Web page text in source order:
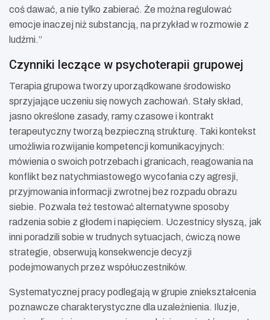
coś dawać, a nie tylko zabierać. Że można regulować
emocje inaczej niż substancją, na przykład w rozmowie z
ludźmi.”
Czynniki leczące w psychoterapii grupowej
Terapia grupowa tworzy uporządkowane środowisko
sprzyjające uczeniu się nowych zachowań. Stały skład,
jasno określone zasady, ramy czasowe i kontrakt
terapeutyczny tworzą bezpieczną strukturę. Taki kontekst
umożliwia rozwijanie kompetencji komunikacyjnych:
mówienia o swoich potrzebach i granicach, reagowania na
konflikt bez natychmiastowego wycofania czy agresji,
przyjmowania informacji zwrotnej bez rozpadu obrazu
siebie. Pozwala też testować alternatywne sposoby
radzenia sobie z głodem i napięciem. Uczestnicy słyszą, jak
inni poradzili sobie w trudnych sytuacjach, ćwiczą nowe
strategie, obserwują konsekwencje decyzji
podejmowanych przez współuczestników.
Systematycznej pracy podlegają w grupie zniekształcenia
poznawcze charakterystyczne dla uzależnienia. Iluzje,